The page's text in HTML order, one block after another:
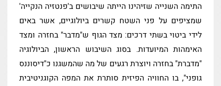
התימה השנייה שזיהינו הייתה שיבושים ב'פנטזיה הנקייה'
שמציפים על פני השטח קשרים ביולוגיים, אשר באים
לידי ביטוי בשתי דרכים: מצד הגוף ש"מדבר" בחזרה ומצד
האימהות המיועדות. בסוג השיבוש הראשון, הביולוגיה
"מדברת" בחזרה ויוצרת רגעים של מה שהמשגנו כ"דיסוננס
גופני", בו החוויה הפיזית סותרת את המפה הקוגניטיבית